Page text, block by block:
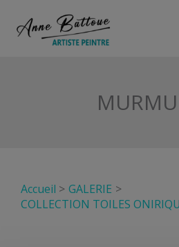
Accueil
GALERIE
COLLECTION TOILES